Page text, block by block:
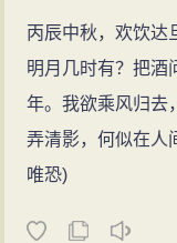
丙辰中秋，欢饮达
明月几时有？把酒
年。我欲乘风归去
弄清影，何似在人
唯恐)